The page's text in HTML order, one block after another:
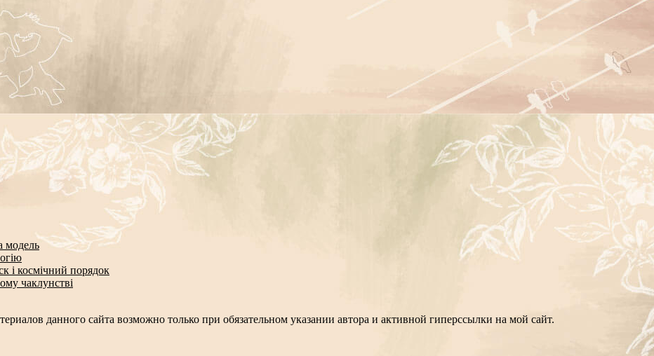
модель
і космічний порядок
чаклунстві
данного сайта возможно только при обязательном указании автора и активной гиперссылки на мой сайт.